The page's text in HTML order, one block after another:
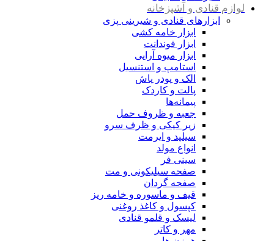
لوازم قنادی و آشپزخانه
ابزارهای قنادی و شیرینی پزی
ابزار خامه کشی
ابزار فوندانت
ابزار میوه آرایی
استامپ و استنسیل
الک و پودر پاش
پالت و کاردک
پیمانه‌ها
جعبه و ظروف حمل
زیر کیکی و ظرف سرو
سیلپد و ایرمت
انواع مولد
سینی فر
صفحه سیلیکونی و مت
صفحه گردان
قیف و ماسوره و خامه ریز
کپسول و کاغذ روغنی
لیسک و قلمو قنادی
مهر و کاتر